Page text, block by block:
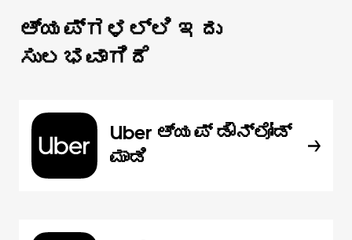
ಆ್ಯಪ್‌‌ಗಳಲ್ಲಿ ಇದು
ಸುಲಭವಾಗಿದೆ
Uber ಆ್ಯಪ್‍ ಡೌನ್‌ಲೋಡ್
ಮಾಡಿ